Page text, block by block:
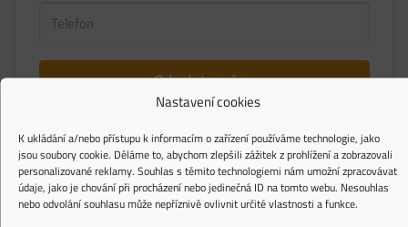
Nastavení cookies
K ukládání a/nebo přístupu k informacím o zařízení používáme technologie, jako
jsou soubory cookie. Děláme to, abychom zlepšili zážitek z prohlížení a zobrazovali
personalizované reklamy. Souhlas s těmito technologiemi nám umožní zpracovávat
údaje, jako je chování při procházení nebo jedinečná ID na tomto webu. Nesouhlas
nebo odvolání souhlasu může nepříznivě ovlivnit určité vlastnosti a funkce.
společnosti Google.